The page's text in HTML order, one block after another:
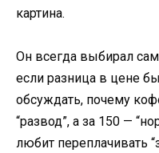
картина.
Он всегда выбирал
если разница в цене
обсуждать, почему
“развод”, а за 150 —
любит переплачивать